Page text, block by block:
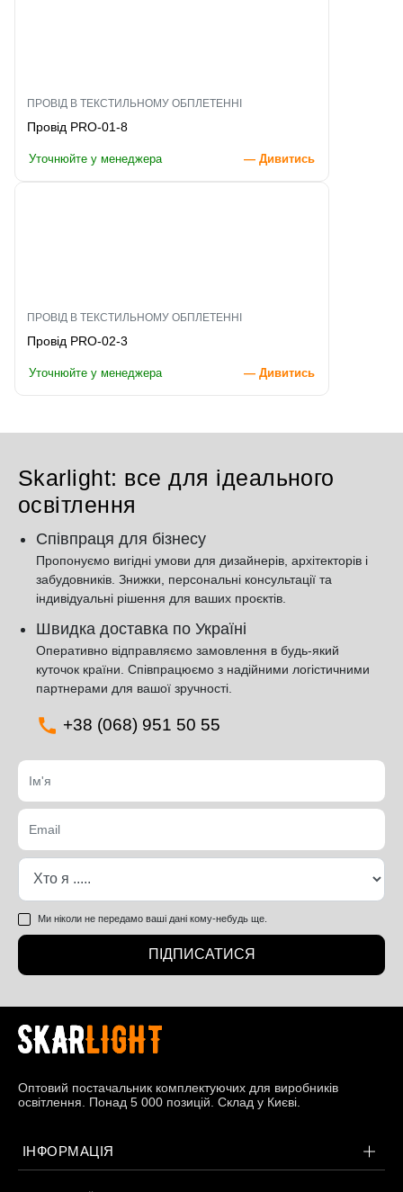
ПРОВІД В ТЕКСТИЛЬНОМУ ОБПЛЕТЕННІ
Провід PRO-01-8
Уточнюйте у менеджера — Дивитись
ПРОВІД В ТЕКСТИЛЬНОМУ ОБПЛЕТЕННІ
Провід PRO-02-3
Уточнюйте у менеджера — Дивитись
Skarlight: все для ідеального
освітлення
Співпраця для бізнесу
Пропонуємо вигідні умови для дизайнерів, архітекторів і
забудовників. Знижки, персональні консультації та
індивідуальні рішення для ваших проєктів.
Швидка доставка по Україні
Оперативно відправляємо замовлення в будь-який
куточок країни. Співпрацюємо з надійними логістичними
партнерами для вашої зручності.
+38 (068) 951 50 55
Ми ніколи не передамо ваші дані кому-небудь ще.
ПІДПИСАТИСЯ
Оптовий постачальник комплектуючих для виробників
освітлення. Понад 5 000 позицій. Склад у Києві.
ІНФОРМАЦІЯ